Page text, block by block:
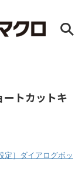
ートカットキ
定］ダイアログボッ